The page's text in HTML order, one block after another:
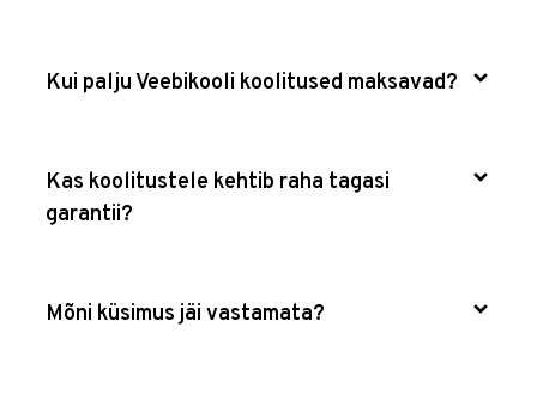
Kui palju Veebikooli koolitused maksavad?
Kas koolitustele kehtib raha tagasi
garantii?
Mõni küsimus jäi vastamata?